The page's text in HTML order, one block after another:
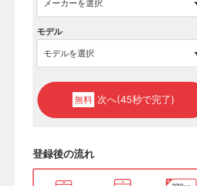
モデル
無料 次へ(45秒で完了)
登録後の流れ